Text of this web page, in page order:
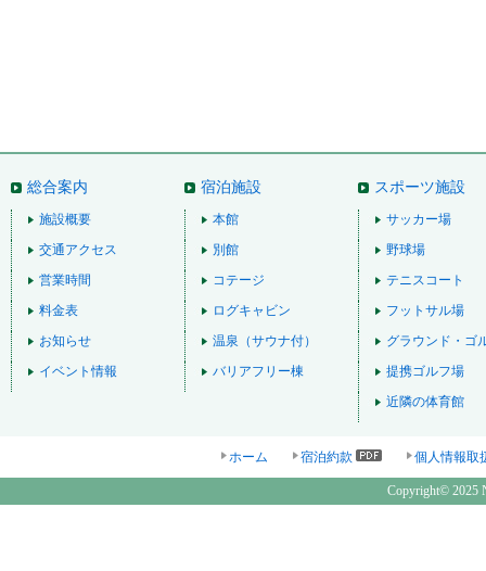
総合案内
施設概要
交通アクセス
営業時間
料金表
お知らせ
イベント情報
宿泊施設
本館
別館
コテージ
ログキャビン
温泉（サウナ付）
バリアフリー棟
スポーツ施設
サッカー場
野球場
テニスコート
フットサル場
グラウンド・ゴ
提携ゴルフ場
近隣の体育館
ホーム 宿泊約款 個人情報取
Copyright© 2025